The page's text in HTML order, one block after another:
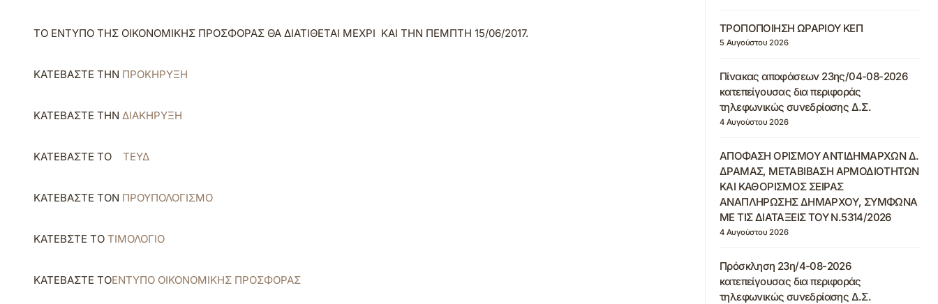
ΤΟ ΕΝΤΥΠΟ ΤΗΣ ΟΙΚΟΝΟΜΙΚΗΣ ΠΡΟΣΦΟΡΑΣ ΘΑ ΔΙΑΤΙΘΕΤΑΙ ΜΕΧΡΙ ΚΑΙ ΤΗΝ ΠΕΜΠΤΗ 15/06/2017.
ΚΑΤΕΒΑΣΤΕ ΤΗΝ ΠΡΟΚΗΡΥΞΗ
ΚΑΤΕΒΑΣΤΕ ΤΗΝ ΔΙΑΚΗΡΥΞΗ
ΚΑΤΕΒΑΣΤΕ ΤΟ ΤΕΥΔ
ΚΑΤΕΒΑΣΤΕ ΤΟΝ ΠΡΟΥΠΟΛΟΓΙΣΜΟ
ΚΑΤΕΒΣΤΕ ΤΟ ΤΙΜΟΛΟΓΙΟ
ΚΑΤΕΒΑΣΤΕ ΤΟΕΝΤΥΠΟ ΟΙΚΟΝΟΜΙΚΗΣ ΠΡΟΣΦΟΡΑΣ
ΤΡΟΠΟΠΟΙΗΣΗ ΩΡΑΡΙΟΥ ΚΕΠ
5 Αυγούστου 2026
Πίνακας αποφάσεων 23ης/04-08-2026
κατεπείγουσας δια περιφοράς
τηλεφωνικώς συνεδρίασης Δ.Σ.
4 Αυγούστου 2026
ΑΠΟΦΑΣΗ ΟΡΙΣΜΟΥ ΑΝΤΙΔΗΜΑΡΧΩΝ Δ.
ΔΡΑΜΑΣ, ΜΕΤΑΒΙΒΑΣΗ ΑΡΜΟΔΙΟΤΗΤΩΝ
ΚΑΙ ΚΑΘΟΡΙΣΜΟΣ ΣΕΙΡΑΣ
ΑΝΑΠΛΗΡΩΣΗΣ ΔΗΜΑΡΧΟΥ, ΣΥΜΦΩΝΑ
ΜΕ ΤΙΣ ΔΙΑΤΑΞΕΙΣ ΤΟΥ Ν.5314/2026
4 Αυγούστου 2026
Πρόσκληση 23η/4-08-2026
κατεπείγουσας δια περιφοράς
τηλεφωνικώς συνεδρίασης Δ.Σ.